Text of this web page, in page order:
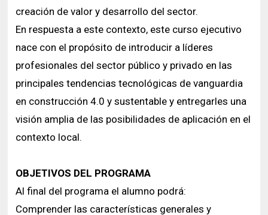
creación de valor y desarrollo del sector.
En respuesta a este contexto, este curso ejecutivo
nace con el propósito de introducir a líderes
profesionales del sector público y privado en las
principales tendencias tecnológicas de vanguardia
en construcción 4.0 y sustentable y entregarles una
visión amplia de las posibilidades de aplicación en el
contexto local.
OBJETIVOS DEL PROGRAMA
Al final del programa el alumno podrá:
Comprender las características generales y